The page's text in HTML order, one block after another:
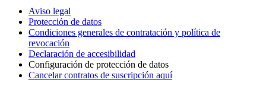
Aviso legal
Protección de datos
Condiciones generales de contratación y política de
revocación
Declaración de accesibilidad
Configuración de protección de datos
Cancelar contratos de suscripción aquí